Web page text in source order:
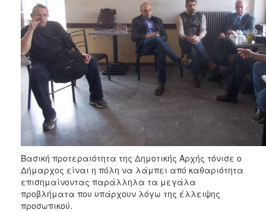
ΗΡΑΚΛΕΙΟ
Βασική προτεραιότητα της Δημοτικής Αρχής τόνισε ο
Δήμαρχος είναι η πόλη να λάμπει από καθαριότητα
επισημαίνοντας παράλληλα τα μεγάλα
προβλήματα που υπάρχουν λόγω της έλλειψης
προσωπικού.